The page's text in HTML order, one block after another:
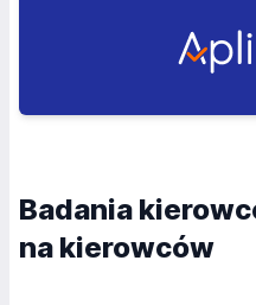
Badania
na kierowców